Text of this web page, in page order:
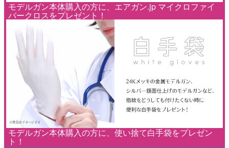
モデルガン本体購入の方に、エアガン.jp マイクロファイ
バークロスをプレゼント！
モデルガン本体購入の方に、使い捨て白手袋をプレゼン
ト！